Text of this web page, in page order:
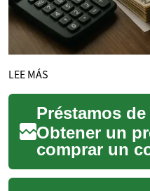
LEE MÁS
Obtener un
comprar un
comprender
tipo de